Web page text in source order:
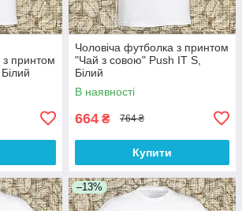
з принтом
Чоловіча футболка з принтом
"Чай з совою" Push IT S,
Білий
В наявності
664 ₴ 764 ₴
Купити
–13%